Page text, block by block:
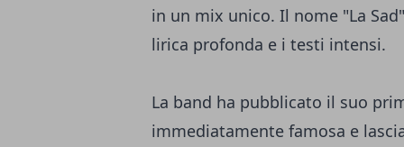
in un mix unico. Il nome "La
lirica profonda e i testi intensi.
La band ha pubblicato il suo
immediatamente famosa e